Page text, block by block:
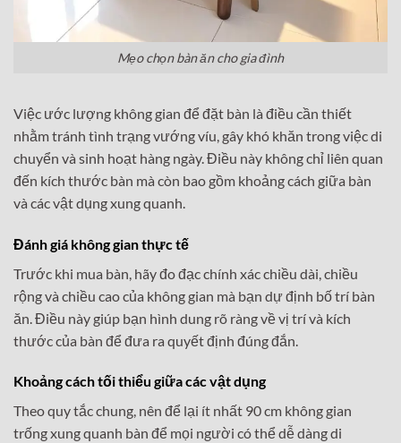
Mẹo chọn bàn ăn cho gia đình
Việc ước lượng không gian để đặt bàn là điều cần thiết
nhằm tránh tình trạng vướng víu, gây khó khăn trong việc di
chuyển và sinh hoạt hàng ngày. Điều này không chỉ liên quan
đến kích thước bàn mà còn bao gồm khoảng cách giữa bàn
và các vật dụng xung quanh.
Đánh giá không gian thực tế
Trước khi mua bàn, hãy đo đạc chính xác chiều dài, chiều
rộng và chiều cao của không gian mà bạn dự định bố trí bàn
ăn. Điều này giúp bạn hình dung rõ ràng về vị trí và kích
thước của bàn để đưa ra quyết định đúng đắn.
Khoảng cách tối thiểu giữa các vật dụng
Theo quy tắc chung, nên để lại ít nhất 90 cm không gian
trống xung quanh bàn để mọi người có thể dễ dàng di